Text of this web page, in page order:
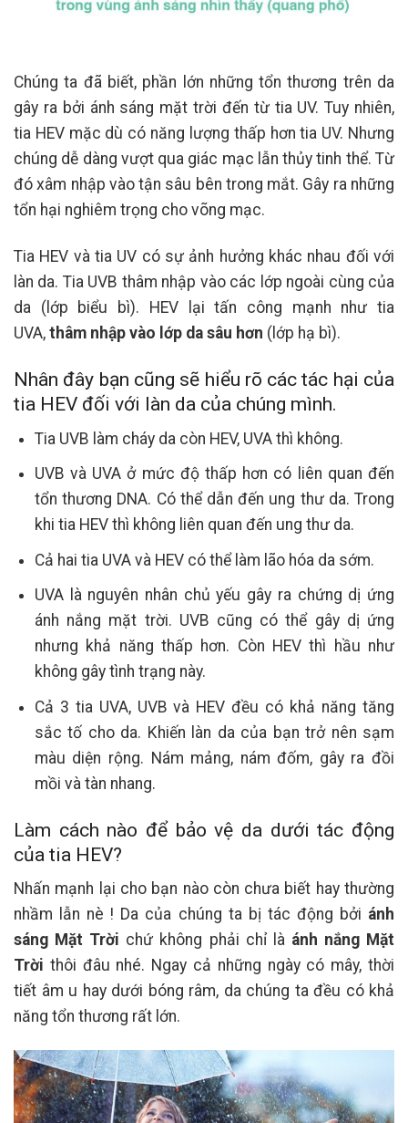
Chúng ta đã biết, phần lớn những tổn thương trên da
gây ra bởi ánh sáng mặt trời đến từ tia UV. Tuy nhiên,
tia HEV mặc dù có năng lượng thấp hơn tia UV. Nhưng
chúng dễ dàng vượt qua giác mạc lẫn thủy tinh thể. Từ
đó xâm nhập vào tận sâu bên trong mắt. Gây ra những
tổn hại nghiêm trọng cho võng mạc.
Tia HEV và tia UV có sự ảnh hưởng khác nhau đối với
làn da. Tia UVB thâm nhập vào các lớp ngoài cùng của
da (lớp biểu bì). HEV lại tấn công mạnh như tia
UVA, thâm nhập vào lớp da sâu hơn (lớp hạ bì).
Nhân đây bạn cũng sẽ hiểu rõ các tác hại của
tia HEV đối với làn da của chúng mình.
Tia UVB làm cháy da còn HEV, UVA thì không.
UVB và UVA ở mức độ thấp hơn có liên quan đến
tổn thương DNA. Có thể dẫn đến ung thư da. Trong
khi tia HEV thì không liên quan đến ung thư da.
Cả hai tia UVA và HEV có thể làm lão hóa da sớm.
UVA là nguyên nhân chủ yếu gây ra chứng dị ứng
ánh nắng mặt trời. UVB cũng có thể gây dị ứng
nhưng khả năng thấp hơn. Còn HEV thì hầu như
không gây tình trạng này.
Cả 3 tia UVA, UVB và HEV đều có khả năng tăng
sắc tố cho da. Khiến làn da của bạn trở nên sạm
màu diện rộng. Nám mảng, nám đốm, gây ra đồi
mồi và tàn nhang.
Làm cách nào để bảo vệ da dưới tác động
của tia HEV?
Nhấn mạnh lại cho bạn nào còn chưa biết hay thường
nhầm lẫn nè ! Da của chúng ta bị tác động bởi ánh
sáng Mặt Trời chứ không phải chỉ là ánh nắng Mặt
Trời thôi đâu nhé. Ngay cả những ngày có mây, thời
tiết âm u hay dưới bóng râm, da chúng ta đều có khả
năng tổn thương rất lớn.